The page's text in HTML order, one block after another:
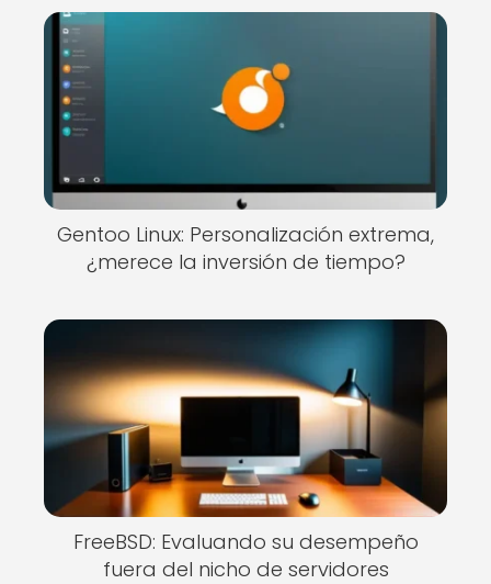
Gentoo Linux: Personalización extrema,
¿merece la inversión de tiempo?
FreeBSD: Evaluando su desempeño
fuera del nicho de servidores